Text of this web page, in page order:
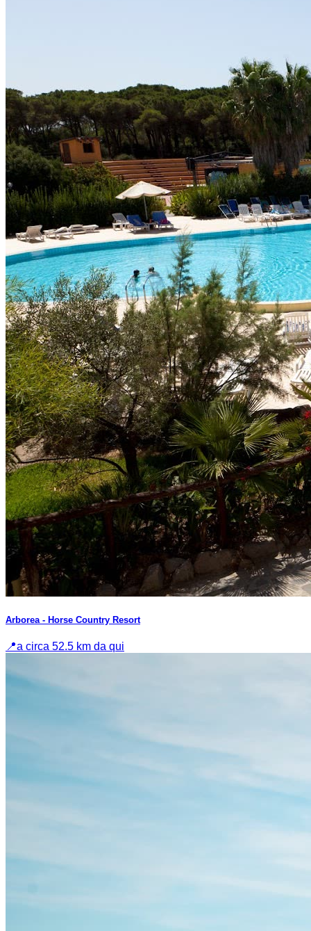
Arborea - Horse Country Resort
📍a circa 52.5 km da qui